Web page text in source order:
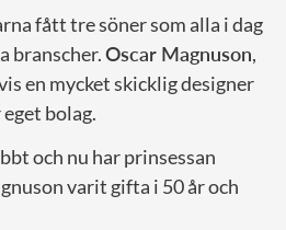
fått tre söner som alla i dag
branscher.Oscar Magnuson,
en mycket skicklig designer
bolag.
och nu har prinsessan
varit gifta i 50 år och